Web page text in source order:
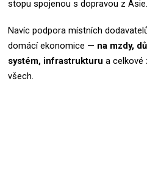
stopu spojenou s dopravou z Asie.
Navíc podpora místních
domácí ekonomice — na mzdy,
systém, infrastrukturu a celkové
všech.